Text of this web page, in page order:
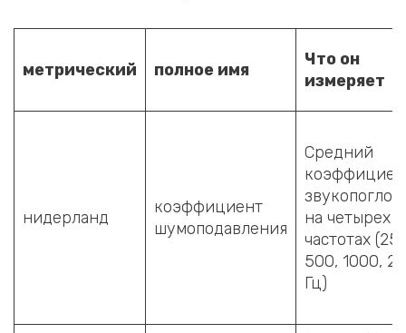
метрический полное имя
Что он
измеряет
нидерланд
коэффициент
шумоподавления
Средний
на четырех
частотах
500, 1000,
Гц)